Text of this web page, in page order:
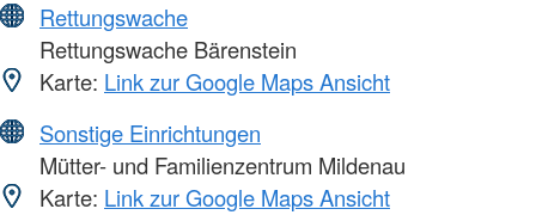
Rettungswache
Rettungswache Bärenstein
Karte: Link zur Google Maps Ansicht
Sonstige Einrichtungen
Mütter- und Familienzentrum Mildenau
Karte: Link zur Google Maps Ansicht